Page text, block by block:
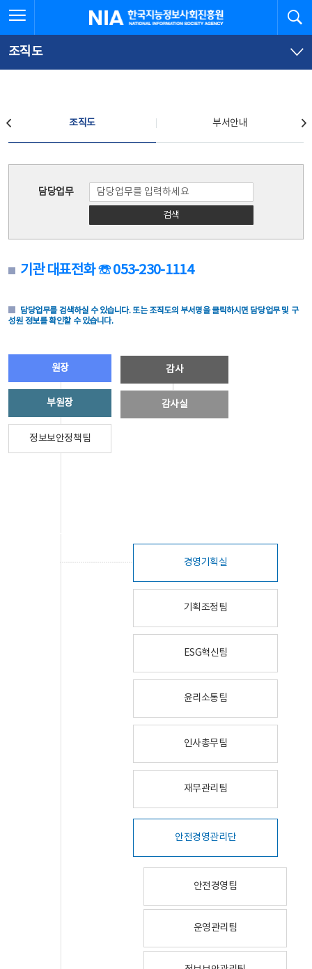
문
로
가
체
뉴
바
가
한국지능정보사회진흥원
조직도
조직도 부서안내
담당업무
검색
기관 대표전화 ☏ 053-230-1114
담당업무를 검색하실 수 있습니다. 또는 조직도의 부서명을 클릭하시면 담당업무 및 구
성원 정보를 확인할 수 있습니다.
원장
부원장
정보보안정책팀
감사
감사실
경영기획실
기획조정팀
ESG혁신팀
윤리소통팀
인사총무팀
재무관리팀
안전경영관리단
안전경영팀
운영관리팀